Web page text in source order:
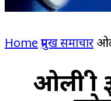
Home प्रमुख समाचार
ओली